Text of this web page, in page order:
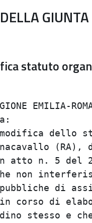
statuto
DELLA
modifica
con atto
che non
di
in